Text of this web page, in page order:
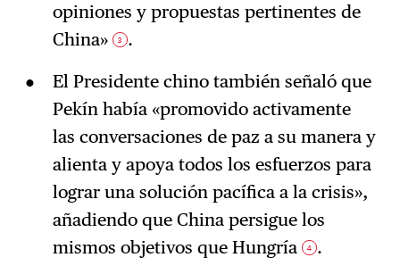
opiniones y propuestas pertinentes de
China»
3 .
El Presidente chino también señaló que
Pekín había «promovido activamente
las conversaciones de paz a su manera y
alienta y apoya todos los esfuerzos para
lograr una solución pacífica a la crisis»,
añadiendo que China persigue los
mismos objetivos que Hungría
4 .